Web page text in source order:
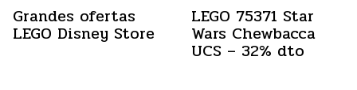
Grandes ofertas
LEGO Disney Store
LEGO 75371 Star
Wars Chewbacca
UCS – 32% dto